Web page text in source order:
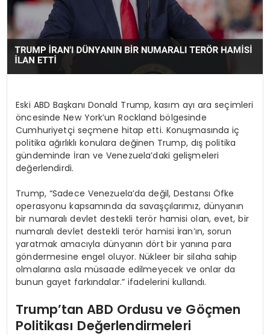
YAŞAM
Eski ABD Başkanı Donald Trump, kasım ayı ara seçimleri
öncesinde New York’un Rockland bölgesinde
Cumhuriyetçi seçmene hitap etti. Konuşmasında iç
politika ağırlıklı konulara değinen Trump, dış politika
gündeminde İran ve Venezuela’daki gelişmeleri
değerlendirdi.
Trump, “Sadece Venezuela’da değil, Destansı Öfke
operasyonu kapsamında da savaşçılarımız, dünyanın
bir numaralı devlet destekli terör hamisi olan, evet, bir
numaralı devlet destekli terör hamisi İran’ın, sorun
yaratmak amacıyla dünyanın dört bir yanına para
göndermesine engel oluyor. Nükleer bir silaha sahip
olmalarına asla müsaade edilmeyecek ve onlar da
bunun gayet farkındalar.” ifadelerini kullandı.
Trump’tan ABD Ordusu ve Göçmen
Politikası Değerlendirmeleri